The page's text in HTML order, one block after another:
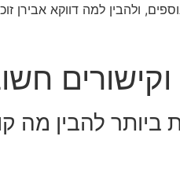
ולהבין למה דווקא
להבין מה